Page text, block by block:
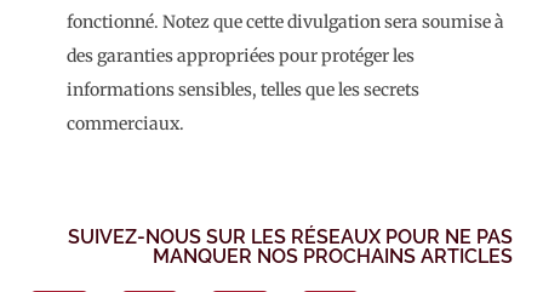
fonctionné. Notez que cette divulgation sera soumise à
des garanties appropriées pour protéger les
informations sensibles, telles que les secrets
commerciaux.
SUIVEZ-NOUS SUR LES RÉSEAUX POUR NE PAS
MANQUER NOS PROCHAINS ARTICLES